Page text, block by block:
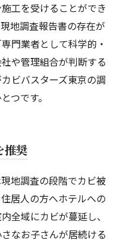
工を受けることができ
地調査報告書の存在が
門業者として科学的・
や管理組合が判断する
ビバスターズ東京の調
つです。
推奨
地調査の段階でカビ被
居人の方へホテルへの
全域にカビが蔓延し、
なお子さんが居続ける